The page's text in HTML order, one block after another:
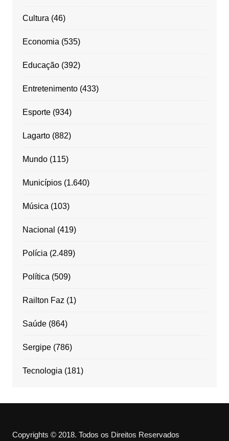
Cultura (46)
Economia (535)
Educação(392)
Entretenimento(433)
Esporte(934)
Lagarto(882)
Mundo(115)
Municípios(1.640)
Música (103)
Nacional (419)
Polícia (2.489)
Política (509)
Railton Faz (1)
Saúde(864)
Sergipe(786)
Tecnologia (181)
Copyrights © 2018. Todos os Direitos Reservados